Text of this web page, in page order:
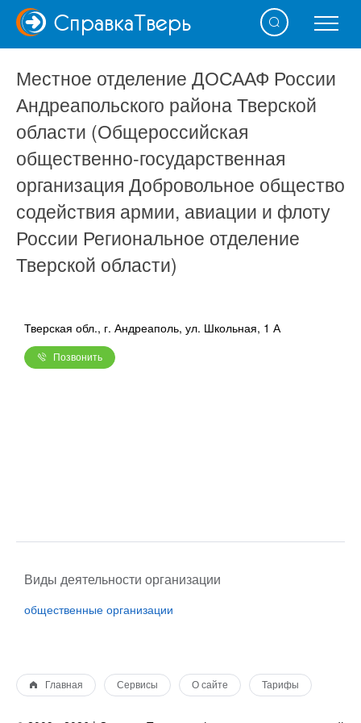
СправкаТверь
Местное отделение ДОСААФ России
Андреапольского района Тверской
области (Общероссийская
общественно-государственная
организация Добровольное общество
содействия армии, авиации и флоту
России Региональное отделение
Тверской области)
Тверская обл., г. Андреаполь, ул. Школьная, 1 А
Позвонить
Виды деятельности организации
общественные организации
Главная Сервисы О сайте Тарифы